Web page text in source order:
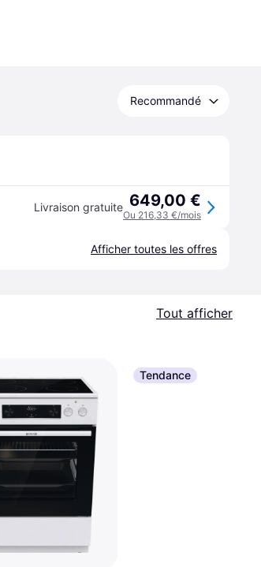
Recommandé
Livraison gratuite 649,00 €
Ou 216,33 €/mois
Afficher toutes les offres
Tout afficher
Tendance